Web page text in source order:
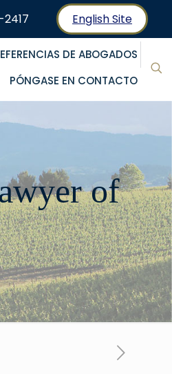
English Site
DE ABOGADOS
PÓNGASE EN CONTACTO
of